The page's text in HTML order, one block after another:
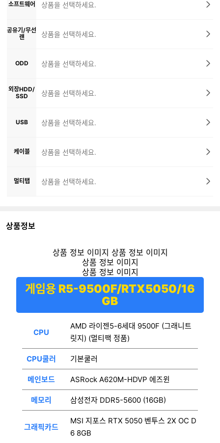
소프트웨어 상품을 선택하세요.
공유기/무선
랜
상품을 선택하세요.
ODD 상품을 선택하세요.
외장HDD/
SSD
상품을 선택하세요.
USB 상품을 선택하세요.
케이블 상품을 선택하세요.
멀티탭 상품을 선택하세요.
상품정보
게임용 R5-9500F/RTX5050/16
GB
CPU
AMD 라이젠5-6세대 9500F (그래니트
릿지) (멀티팩 정품)
CPU쿨러 기본쿨러
메인보드 ASRock A620M-HDVP 에즈윈
메모리 삼성전자 DDR5-5600 (16GB)
그래픽카드
MSI 지포스 RTX 5050 벤투스 2X OC D
6 8GB